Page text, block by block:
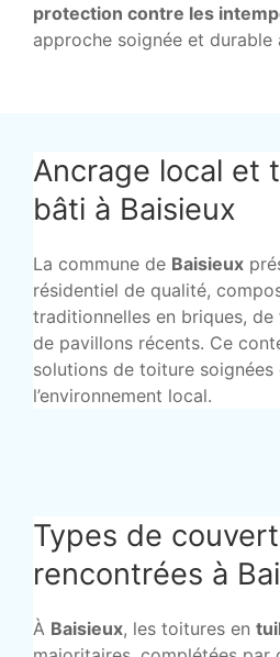
protection contre les
approche soignée et
Ancrage local et
bâti à Baisieux
La commune de Baisieux
résidentiel de qualité,
traditionnelles en briques, de
de pavillons récents. Ce
solutions de toiture soignées
l’environnement local.
Types de
rencontrées à
À Baisieux, les toitures en